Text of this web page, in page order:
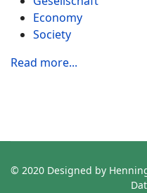
Economy
Society
Read more...
© 2020 Designed by